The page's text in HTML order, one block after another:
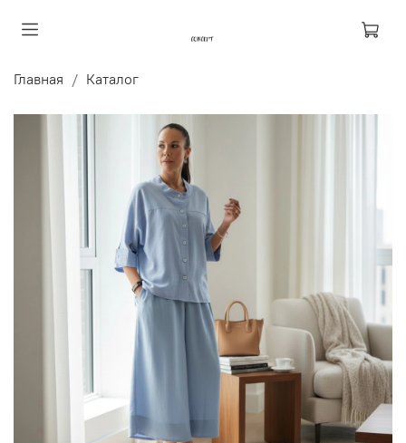
Главная Каталог